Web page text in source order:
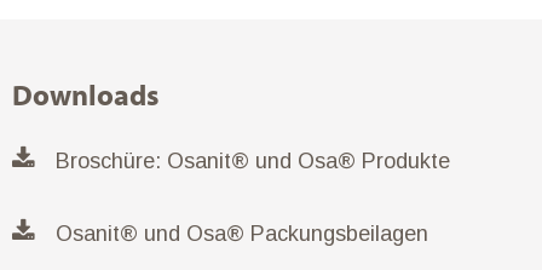
Downloads
Broschüre: Osanit® und Osa® Produkte
Osanit® und Osa® Packungsbeilagen